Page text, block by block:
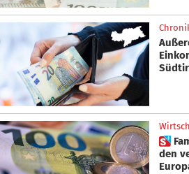
 Familien in Italien zählen zu
den